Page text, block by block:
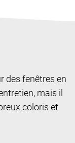
des fenêtres en
mais il
coloris et